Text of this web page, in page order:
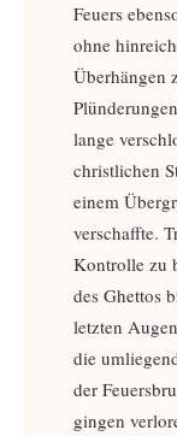
Feuers
ohne
Überhängen
lange
christlichen
einem
verschaffte.
Kontrolle zu
des Ghettos
letzten
die
der
gingen